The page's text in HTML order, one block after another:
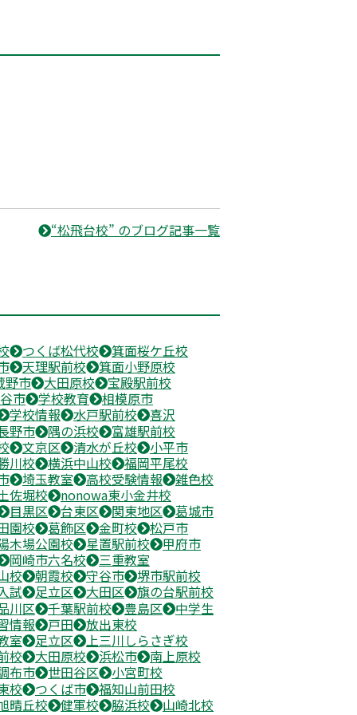
“松飛台校” のブログ記事一覧
つくば松代校
箕面桜ケ丘校
天理駅前校
箕面小野原校
野市
大田原校
宝殿駅前校
市
学校教育
相模原市
学校情報
水戸駅前校
喜沢
野市
隅の浜校
富雄駅前校
文京区 清水が丘校
小平市
川校
横浜中山校
福岡平尾校
埼玉教室 高校受験情報
雑色校
佐堀校
nonowa東小金井校
目黒区
台東区 関東地区
葛城市
園校
葛飾区 金町校
松戸市
木場公園校
星置駅前校
甲府市
岡崎市六名校
三重教室
校
朝霞校 守谷市
堺市駅前校
試
足立区 大田区
旗の台駅前校
川区
千葉駅前校 豊島区
中学生
情報
戸田
放出東校
室
足立区
上三川しらさぎ校
校
大田原校 浜松市
南上原校
布市
世田谷区
小宮町校
校
つくば市
福知山前田校
晴丘校
健軍校 脇浜校
山崎北校